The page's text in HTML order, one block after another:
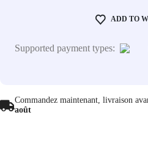
ADD TO
Supported payment types:
Commandez maintenant, livraison
août